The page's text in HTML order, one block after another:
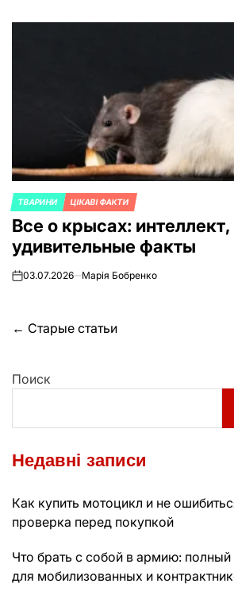
ОПУБЛИКОВАНО
В
ТВАРИНИ ЦІКАВІ ФАКТИ
Все о крысах:
удивительные факты
on03.07.2026 Марія Бобренко
Навигация
записям
← Старые статьи
Поиск
Недавні записи
Как купить мотоцикл и не
проверка перед покупкой
Что брать с собой в армию: полный
для мобилизованных и